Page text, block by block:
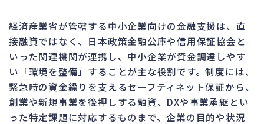
経済産業省が管轄する中小企業向けの金融支援は、直
接融資ではなく、日本政策金融公庫や信用保証協会と
いった関連機関が連携し、中小企業が資金調達しやす
い「環境を整備」することが主な役割です。制度には、
緊急時の資金繰りを支えるセーフティネット保証から、
創業や新規事業を後押しする融資、DXや事業承継とい
った特定課題に対応するものまで、企業の目的や状況